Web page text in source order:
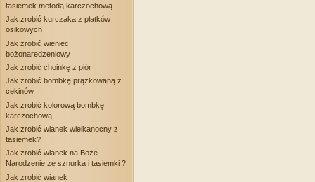
tasiemek metodą karczochową
Jak zrobić kurczaka z płatków
osikowych
Jak zrobić wieniec
bożonaredzeniowy
Jak zrobić choinkę z piór
Jak zrobić bombkę prążkowaną z
cekinów
Jak zrobić kolorową bombkę
karczochową
Jak zrobić wianek wielkanocny z
tasiemek?
Jak zrobić wianek na Boże
Narodzenie ze sznurka i tasiemki ?
Jak zrobić wianek